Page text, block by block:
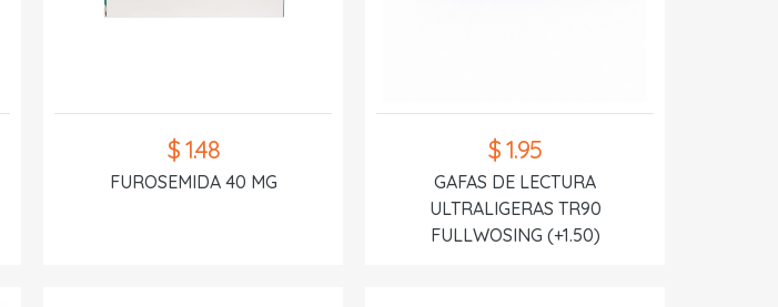
$ 1.48
FUROSEMIDA 40 MG
$ 1.95
GAFAS DE LECTURA
ULTRALIGERAS TR90
FULLWOSING (+1.50)